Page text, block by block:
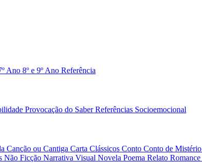
Ano 8º e 9º Ano Referência
Provocação do SaberReferências Socioemocional
Canção ou Cantiga Carta Clássicos Conto Conto de Mistério
Não Ficção Narrativa Visual Novela Poema Relato Romance